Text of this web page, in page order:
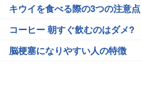
キウイを食べる際の3つの注意点
コーヒー 朝すぐ飲むのはダメ?
脳梗塞になりやすい人の特徴